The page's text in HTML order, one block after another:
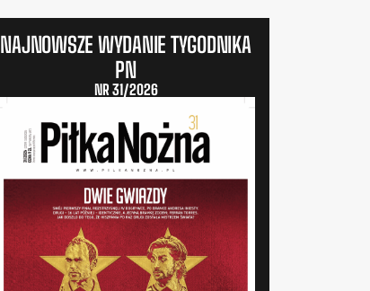
NAJNOWSZE WYDANIE TYGODNIKA
PN
NR 31/2026